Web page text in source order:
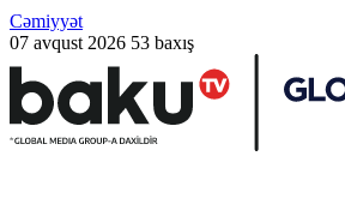
Cəmiyyət
07 avqust 2026 53 baxış